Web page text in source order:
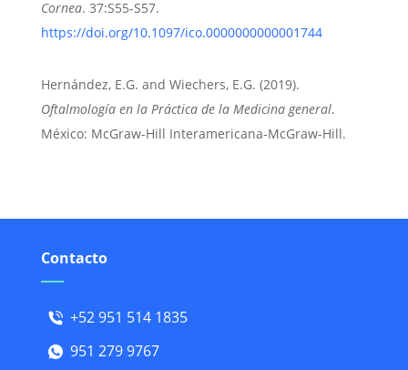
Cornea. 37:S55-S57.
https://doi.org/10.1097/ico.0000000000001744
Hernández, E.G. and Wiechers, E.G. (2019).
Oftalmología en la Práctica de la Medicina general.
México: McGraw-Hill Interamericana-McGraw-Hill.
Contacto
+52 951 514 1835
951 279 9767